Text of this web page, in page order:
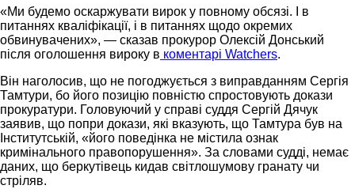
«Ми будемо оскаржувати вирок у повному обсязі. І в
питаннях кваліфікації, і в питаннях щодо окремих
обвинувачених», — сказав прокурор Олексій Донський
після оголошення вироку в коментарі Watchers.
Він наголосив, що не погоджується з виправданням Сергія
Тамтури, бо його позицію повністю спростовують докази
прокуратури. Головуючий у справі суддя Сергій Дячук
заявив, що попри докази, які вказують, що Тамтура був на
Інститутській, «його поведінка не містила ознак
кримінального правопорушення». За словами судді, немає
даних, що беркутівець кидав світлошумову гранату чи
стріляв.